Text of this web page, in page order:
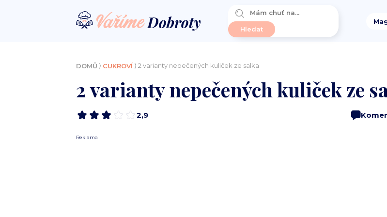
DOMŮ ⟩ CUKROVÍ⟩ 2 varianty nepečených kuliček ze salka
2 varianty nepečených kuliček ze
2,9
Reklama